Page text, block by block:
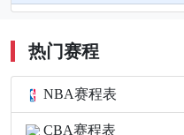
热门赛程
NBA赛程表
CBA赛程表